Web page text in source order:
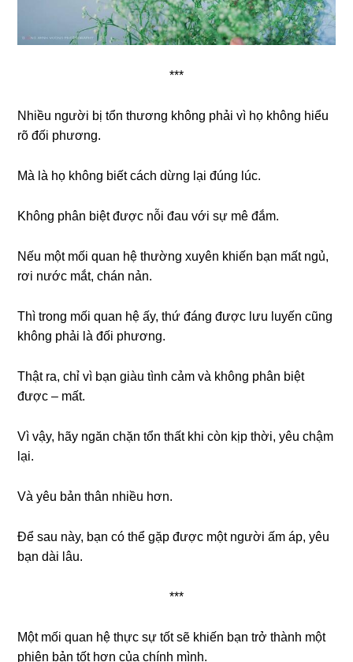
***
Nhiều người bị tổn thương không phải vì họ không hiểu
rõ đối phương.
Mà là họ không biết cách dừng lại đúng lúc.
Không phân biệt được nỗi đau với sự mê đắm.
Nếu một mối quan hệ thường xuyên khiến bạn mất ngủ,
rơi nước mắt, chán nản.
Thì trong mối quan hệ ấy, thứ đáng được lưu luyến cũng
không phải là đối phương.
Thật ra, chỉ vì bạn giàu tình cảm và không phân biệt
được – mất.
Vì vậy, hãy ngăn chặn tổn thất khi còn kịp thời, yêu chậm
lại.
Và yêu bản thân nhiều hơn.
Để sau này, bạn có thể gặp được một người ấm áp, yêu
bạn dài lâu.
***
Một mối quan hệ thực sự tốt sẽ khiến bạn trở thành một
phiên bản tốt hơn của chính mình.